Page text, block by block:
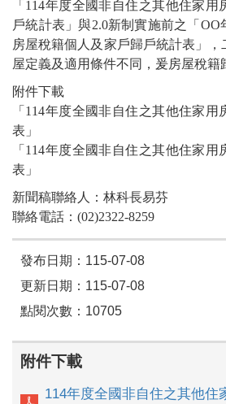
「114年度全國非自住之其他住家
戶統計表」與2.0新制實施前之「OO
房屋稅籍個人及家戶歸戶統計表」
屋定義及適用條件不同，爰房屋稅籍
附件下載
「114年度全國非自住之其他住家
表」
「114年度全國非自住之其他住家
表」
新聞稿聯絡人：林科長易芬
聯絡電話：(02)2322-8259
發布日期：115-07-08
更新日期：115-07-08
點閱次數：10705
附件下載
114年度全國非自住之其他住